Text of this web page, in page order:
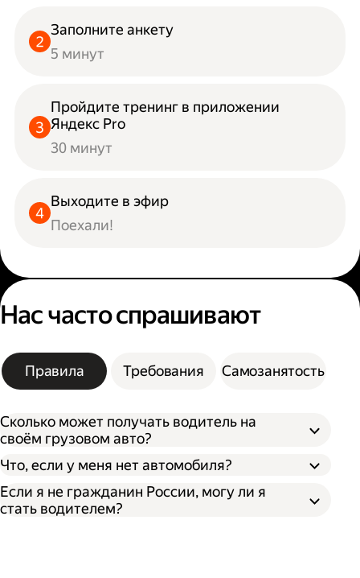
Заполните анкету
5 минут
Пройдите тренинг в приложении
Яндекс Pro
30 минут
Выходите в эфир
Поехали!
Нас часто спрашивают
Правила Требования Самозанятость
Сколько может получать водитель на
своём грузовом авто?
Что, если у меня нет автомобиля?
Если я не гражданин России, могу ли я
стать водителем?